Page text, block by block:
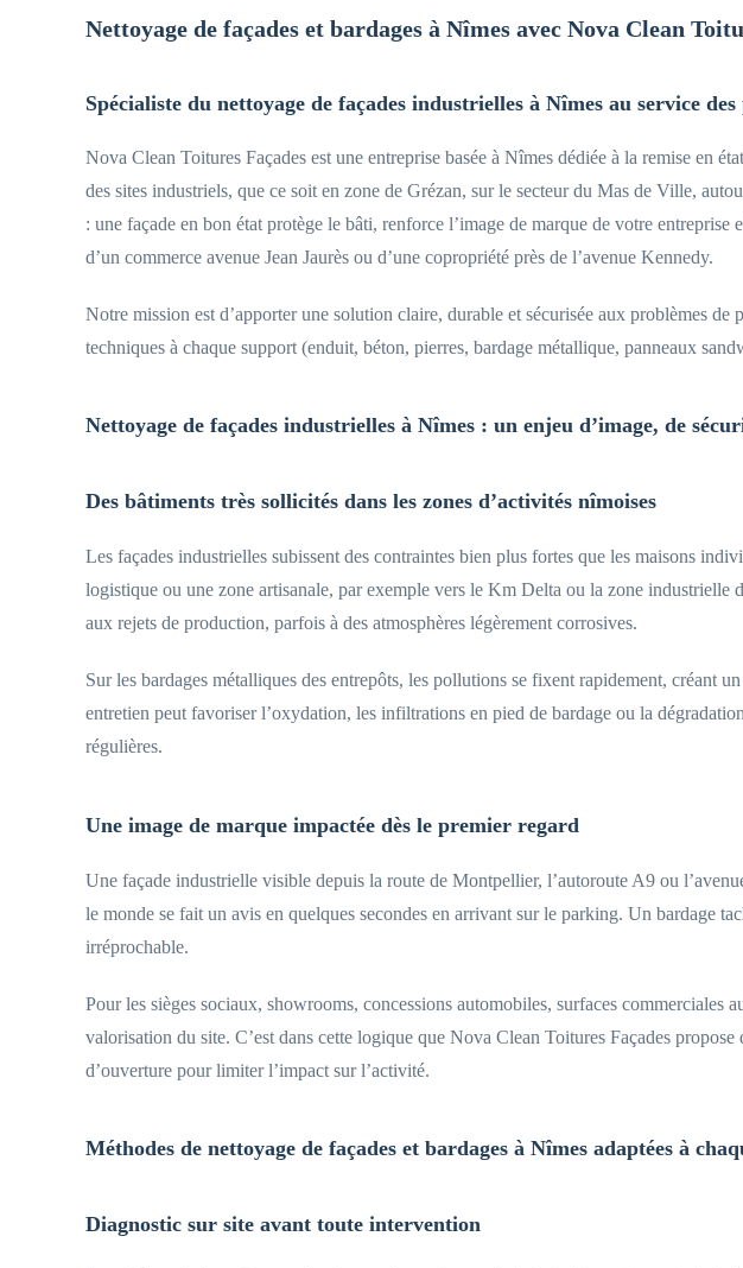
Nettoyage de façades et bardages à Nîmes avec Nova Clean
Spécialiste du nettoyage de façades industrielles à Nîmes au service
Nova Clean Toitures Façades est une entreprise basée à Nîmes dédiée à la remise en
des sites industriels, que ce soit en zone de Grézan, sur le secteur du Mas de Ville,
: une façade en bon état protège le bâti, renforce l’image de marque de votre
d’un commerce avenue Jean Jaurès ou d’une copropriété près de l’avenue Kennedy.
Notre mission est d’apporter une solution claire, durable et sécurisée aux problèmes
techniques à chaque support (enduit, béton, pierres, bardage métallique, panneaux
Nettoyage de façades industrielles à Nîmes : un enjeu d’image, de
Des bâtiments très sollicités dans les zones d’activités nîmoises
Les façades industrielles subissent des contraintes bien plus fortes que les maisons
logistique ou une zone artisanale, par exemple vers le Km Delta ou la zone industrielle
aux rejets de production, parfois à des atmosphères légèrement corrosives.
Sur les bardages métalliques des entrepôts, les pollutions se fixent rapidement, créant
entretien peut favoriser l’oxydation, les infiltrations en pied de bardage ou la
régulières.
Une image de marque impactée dès le premier regard
Une façade industrielle visible depuis la route de Montpellier, l’autoroute A9 ou
le monde se fait un avis en quelques secondes en arrivant sur le parking. Un bardage
irréprochable.
Pour les sièges sociaux, showrooms, concessions automobiles, surfaces
valorisation du site. C’est dans cette logique que Nova Clean Toitures Façades
d’ouverture pour limiter l’impact sur l’activité.
Méthodes de nettoyage de façades et bardages à Nîmes adaptées à
Diagnostic sur site avant toute intervention